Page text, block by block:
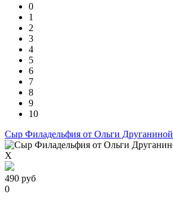
0
1
2
3
4
5
6
7
8
9
10
Сыр Филадельфия от Ольги Друганиной
X
490 руб
0